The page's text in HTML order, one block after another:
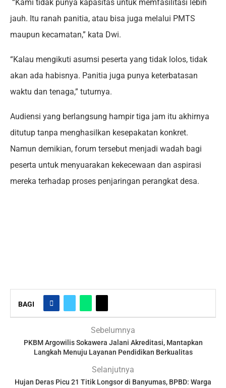
“Kami tidak punya kapasitas untuk memfasilitasi lebih
jauh. Itu ranah panitia, atau bisa juga melalui PMTS
maupun kecamatan,” kata Dwi.
“Kalau mengikuti asumsi peserta yang tidak lolos, tidak
akan ada habisnya. Panitia juga punya keterbatasan
waktu dan tenaga,” tuturnya.
Audiensi yang berlangsung hampir tiga jam itu akhirnya
ditutup tanpa menghasilkan kesepakatan konkret.
Namun demikian, forum tersebut menjadi wadah bagi
peserta untuk menyuarakan kekecewaan dan aspirasi
mereka terhadap proses penjaringan perangkat desa.
BAGI
Sebelumnya
PKBM Argowilis Sokawera Jalani Akreditasi, Mantapkan
Langkah Menuju Layanan Pendidikan Berkualitas
Selanjutnya
Hujan Deras Picu 21 Titik Longsor di Banyumas, BPBD: Warga